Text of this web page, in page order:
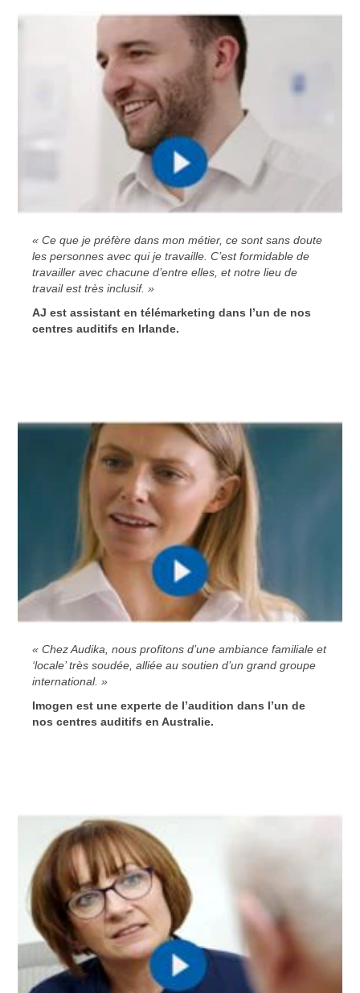
« Ce que je préfère dans mon métier, ce sont sans doute
les personnes avec qui je travaille. C’est formidable de
travailler avec chacune d’entre elles, et notre lieu de
travail est très inclusif. »
AJ est assistant en télémarketing dans l’un de nos
centres auditifs en Irlande.
« Chez Audika, nous profitons d’une ambiance familiale et
‘locale’ très soudée, alliée au soutien d’un grand groupe
international. »
Imogen est une experte de l’audition dans l’un de
nos centres auditifs en Australie.